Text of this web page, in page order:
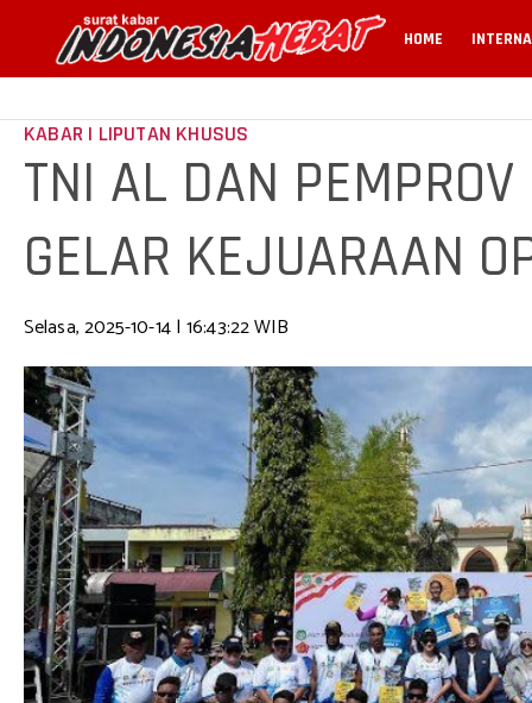
HOME
KABAR | LIPUTAN KHUSUS
TNI AL DAN
GELAR KEJUARAAN
Selasa, 2025-10-14 | 16:43:22 WIB